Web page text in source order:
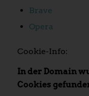
Brave
Opera
Cookie-Info:
In der Domain
Cookies